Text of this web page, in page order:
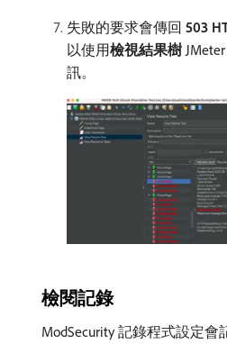
失敗的要求會傳回 503
以使用​檢視結果樹
訊。
檢閱記錄
ModSecurity 記錄程式設定會